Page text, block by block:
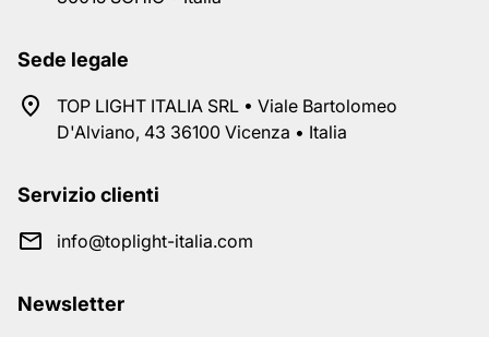
Sede legale
TOP LIGHT ITALIA SRL • Viale Bartolomeo
D'Alviano, 43 36100 Vicenza • Italia
Servizio clienti
info@toplight-italia.com
Newsletter